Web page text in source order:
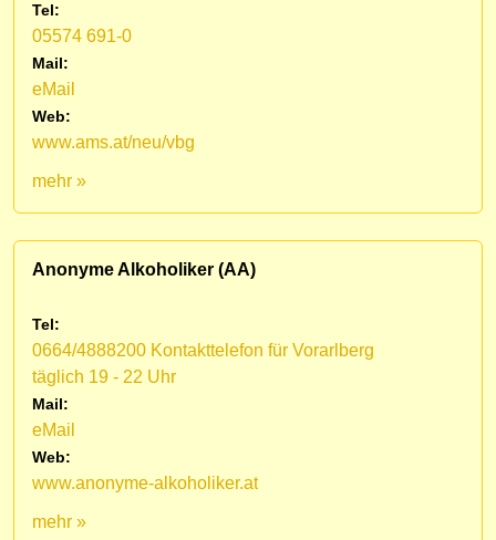
Tel:
05574 691-0
Mail:
eMail
Web:
www.ams.at/neu/vbg
mehr »
Anonyme Alkoholiker (AA)
Tel:
0664/4888200 Kontakttelefon für Vorarlberg
täglich 19 - 22 Uhr
Mail:
eMail
Web:
www.anonyme-alkoholiker.at
mehr »